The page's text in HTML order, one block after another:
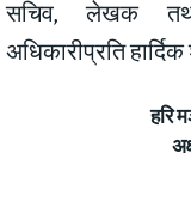
सचिव, लेखक तथा
अधिकारीप्रति
हरि